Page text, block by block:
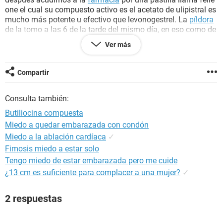
one el cual su compuesto activo es el acetato de ulipistral es
mucho más potente u efectivo que levonogestrel. La píldora
de la tomo a las 6 de la tarde del mismo día, en eso como de
pepino
pero este ya estaba en mal estado
por lo que solo devolvió el pepino sin llegar al reflejo
noche empezó con los síntomas típicos después de
tomar la
píldora
, el cual fueron dolor de cabeza,
vomitar y en estos momentos sigue con mucho dolor por lo
que se tomo una butiliocina. Estoy muy preocupado!!! Por
favor necesito su orientación y muchas gracias
Ver más
Compartir
Consulta también:
Butiliocina compuesta
Miedo a quedar embarazada con condón
Miedo a la ablación cardíaca ✓
Fimosis miedo a estar solo
Tengo miedo de estar embarazada pero me cuide
¿13 cm es suficiente para complacer a una mujer? ✓
2 respuestas